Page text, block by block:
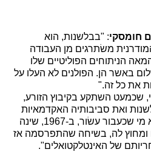
חומסקי: "בבלשנות, הוא
משׂתרגים מן העבודה
הניתוחים הפוליטיים שלו
באשר הן. הפולנים לא העלו על
את כל זה."
שכמעט השתקע בקיבוץ הזורע,
ואת סביבותיה האקדמאיות
לפני שמלאו לו שלושים, והוא מי שכעבור עשׂור, ב-1967, שינה
ומחוץ לה, בשיחה שהתפרסמה אז
של האינטלקטואלים".